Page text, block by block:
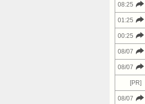
08:25
01:25
00:25
08/07
08/07
[PR]
08/07